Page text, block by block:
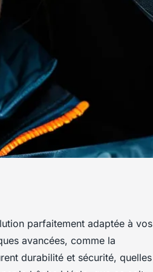
parfaitement adaptée à vos
avancées, comme la
durabilité et sécurité, quelles